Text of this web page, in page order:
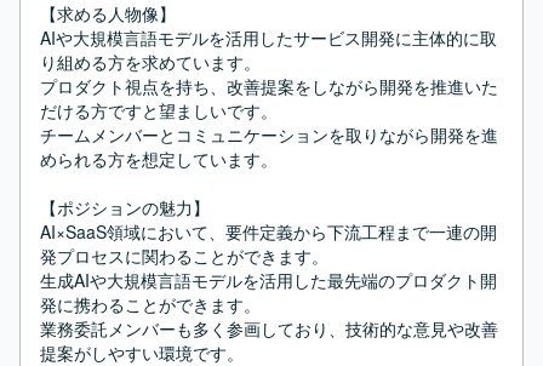
【求める人物像】
AIや大規模言語モデルを活用したサービス開発に主体的に取
り組める方を求めています。
プロダクト視点を持ち、改善提案をしながら開発を推進いた
だける方ですと望ましいです。
チームメンバーとコミュニケーションを取りながら開発を進
められる方を想定しています。
【ポジションの魅力】
AI×SaaS領域において、要件定義から下流工程まで一連の開
発プロセスに関わることができます。
生成AIや大規模言語モデルを活用した最先端のプロダクト開
発に携わることができます。
業務委託メンバーも多く参画しており、技術的な意見や改善
提案がしやすい環境です。